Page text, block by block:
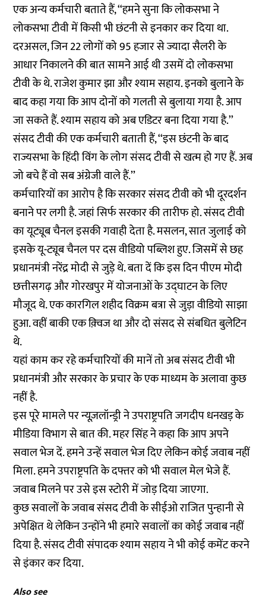
एक अन्य कर्मचारी बताते हैं, ‘‘हमने सुना कि लोकसभा ने
लोकसभा टीवी में किसी भी छंटनी से इनकार कर दिया था.
दरअसल, जिन 22 लोगों को 95 हजार से ज्यादा सैलरी के
आधार निकालने की बात सामने आई थी उसमें दो लोकसभा
टीवी के थे. राजेश कुमार झा और श्याम सहाय. इनको बुलाने के
बाद कहा गया कि आप दोनों को गलती से बुलाया गया है. आप
जा सकते हैं. श्याम सहाय को अब एडिटर बना दिया गया है.’’
संसद टीवी की एक कर्मचारी बताती हैं, ‘‘इस छंटनी के बाद
राज्यसभा के हिंदी विंग के लोग संसद टीवी से खत्म हो गए हैं. अब
जो बचे हैं वो सब अंग्रेजी वाले हैं.’’
कर्मचारियों का आरोप है कि सरकार संसद टीवी को भी दूरदर्शन
बनाने पर लगी है. जहां सिर्फ सरकार की तारीफ हो. संसद टीवी
का यूट्यूब चैनल इसकी गवाही देता है. मसलन, सात जुलाई को
इसके यू-ट्यूब चैनल पर दस वीडियो पब्लिश हुए. जिसमें से छह
प्रधानमंत्री नरेंद्र मोदी से जुड़े थे. बता दें कि इस दिन पीएम मोदी
छत्तीसगढ़ और गोरखपुर में योजनाओं के उद्घाटन के लिए
मौजूद थे. एक कारगिल शहीद विक्रम बत्रा से जुड़ा वीडियो साझा
हुआ. वहीं बाकी एक क़्विज था और दो संसद से संबधित बुलेटिन
थे.
यहां काम कर रहे कर्मचारियों की मानें तो अब संसद टीवी भी
प्रधानमंत्री और सरकार के प्रचार के एक माध्यम के अलावा कुछ
नहीं है.
इस पूरे मामले पर न्यूज़लॉन्ड्री ने उपराष्ट्रपति जगदीप धनखड़ के
मीडिया विभाग से बात की. महर सिंह ने कहा कि आप अपने
सवाल भेज दें. हमने उन्हें सवाल भेज दिए लेकिन कोई जवाब नहीं
मिला. हमने उपराष्ट्रपति के दफ्तर को भी सवाल मेल भेजे हैं.
जवाब मिलने पर उसे इस स्टोरी में जोड़ दिया जाएगा.
कुछ सवालों के जवाब संसद टीवी के सीईओ राजित पुन्हानी से
अपेक्षित थे लेकिन उन्होंने भी हमारे सवालों का कोई जवाब नहीं
दिया है. संसद टीवी संपादक श्याम सहाय ने भी कोई कमेंट करने
से इंकार कर दिया.
Also see